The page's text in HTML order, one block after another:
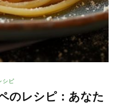
シピ
のレシピ：あなた